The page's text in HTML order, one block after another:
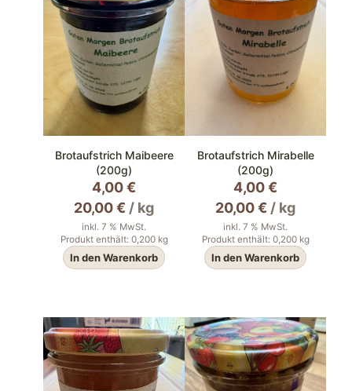
Brotaufstrich Maibeere
(200g)
4,00€
20,00€ / kg
inkl. 7 % MwSt.
Produkt enthält: 0,200 kg
In den Warenkorb
Brotaufstrich Mirabelle
(200g)
4,00€
20,00€ / kg
inkl. 7 % MwSt.
Produkt enthält: 0,200 kg
In den Warenkorb